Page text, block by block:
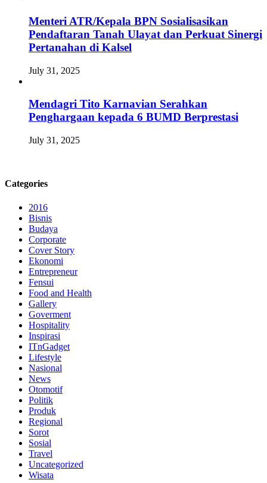
Menteri ATR/Kepala BPN Sosialisasikan
Pendaftaran Tanah Ulayat dan Perkuat Sinergi
Pertanahan di Kalsel
July 31, 2025
Mendagri Tito Karnavian Serahkan
Penghargaan kepada 6 BUMD Berprestasi
July 31, 2025
Categories
2016
Bisnis
Budaya
Corporate
Cover Story
Ekonomi
Entrepreneur
Fensui
Food and Health
Gallery
Goverment
Hospitality
Inspirasi
ITnGadget
Lifestyle
Nasional
News
Otomotif
Politik
Produk
Regional
Sorot
Sosial
Travel
Uncategorized
Wisata